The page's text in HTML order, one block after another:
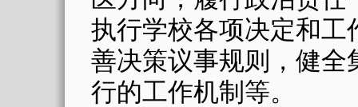
执行学校各项决定和工
善决策议事规则，健全
行的工作机制等。